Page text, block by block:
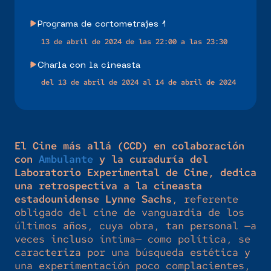
Programa de cortometrajes 1
13 de abril de 2024 de las 22:00 a las 23:30
Charla con la cineasta
del 13 de abril de 2024 al 14 de abril de 2024
El Cine más allá (CCD) en colaboración
con Ambulante y la curaduría del
Laboratorio Experimental de Cine, dedica
una retrospectiva a la cineasta
estadounidense Lynne Sachs , referente
obligado del cine de vanguardia de los
últimos años, cuya obra, tan personal —a
veces incluso íntima— como política, se
caracteriza por una búsqueda estética y
una experimentación poco complacientes,